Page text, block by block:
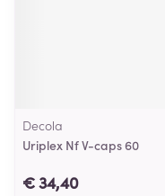
Decola
Uriplex Nf V-caps 60
€ 34,40